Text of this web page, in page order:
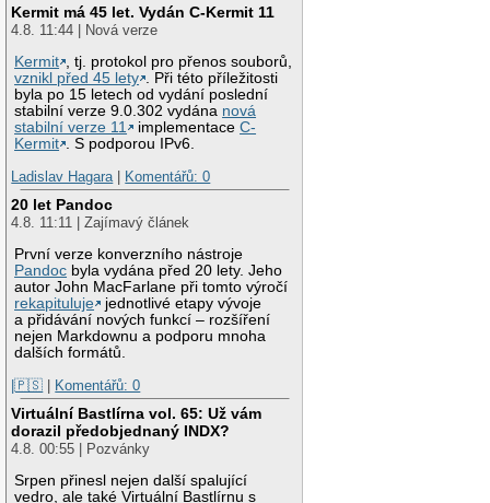
Kermit má 45 let. Vydán C-Kermit 11
4.8. 11:44 | Nová verze
Kermit , tj. protokol pro přenos souborů,
vznikl před 45 lety . Při této příležitosti
byla po 15 letech od vydání poslední
stabilní verze 9.0.302 vydána nová
stabilní verze 11
implementaceC-
Kermit . S podporou IPv6.
Ladislav Hagara | Komentářů: 0
20 let Pandoc
4.8. 11:11 | Zajímavý článek
První verze konverzního nástroje
Pandoc byla vydána před 20 lety. Jeho
autor John MacFarlane při tomto výročí
rekapituluje
jednotlivé etapy vývoje
a přidávání nových funkcí – rozšíření
nejen Markdownu a podporu mnoha
dalších formátů.
|🇵🇸 | Komentářů: 0
Virtuální Bastlírna vol. 65: Už vám
dorazil předobjednaný INDX?
4.8. 00:55 | Pozvánky
Srpen přinesl nejen další spalující
vedro, ale také Virtuální Bastlírnu s